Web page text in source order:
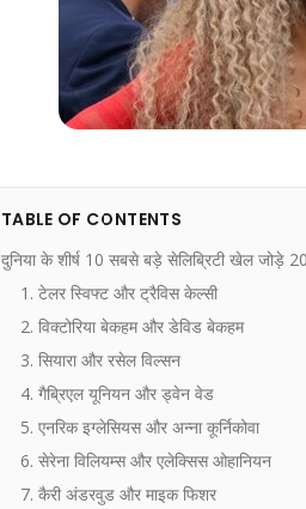
TABLE OF CONTENTS
दुनिया के शीर्ष 10 सबसे बड़े सेलिब्रिटी खेल जोड़े
1. टेलर स्विफ्ट और ट्रैविस केल्सी
2. विक्टोरिया बेकहम और डेविड बेकहम
3. सियारा और रसेल विल्सन
4. गैब्रिएल यूनियन और ड्वेन वेड
5. एनरिक इग्लेसियस और अन्ना कूर्निकोवा
6. सेरेना विलियम्स और एलेक्सिस ओहानियन
7. कैरी अंडरवुड और माइक फिशर